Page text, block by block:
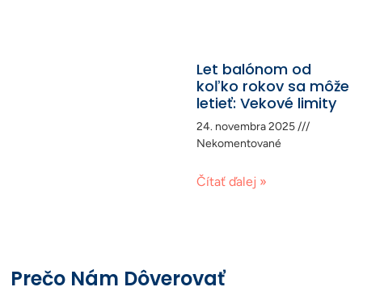
Let balónom od
koľko rokov sa môže
letieť: Vekové limity
24. novembra 2025
Nekomentované
Čítať ďalej »
Prečo Nám Dôverovať